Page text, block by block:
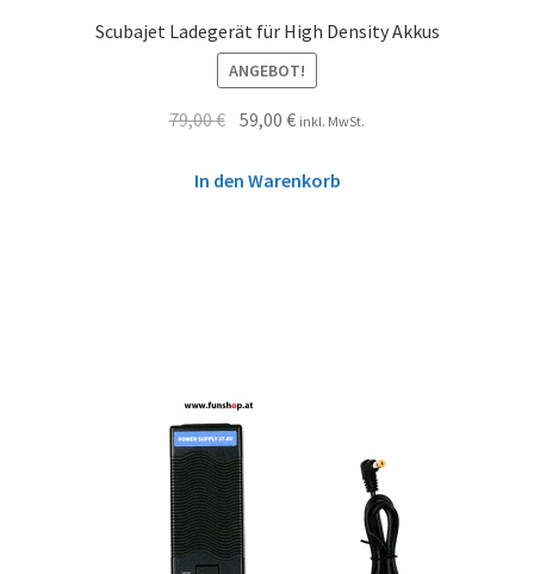
Scubajet Ladegerät für High Density Akkus
ANGEBOT!
79,00€ 59,00€ inkl. MwSt.
In den Warenkorb